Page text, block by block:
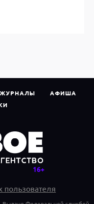
ЖУРНАЛЫ
АФИША
пользователя